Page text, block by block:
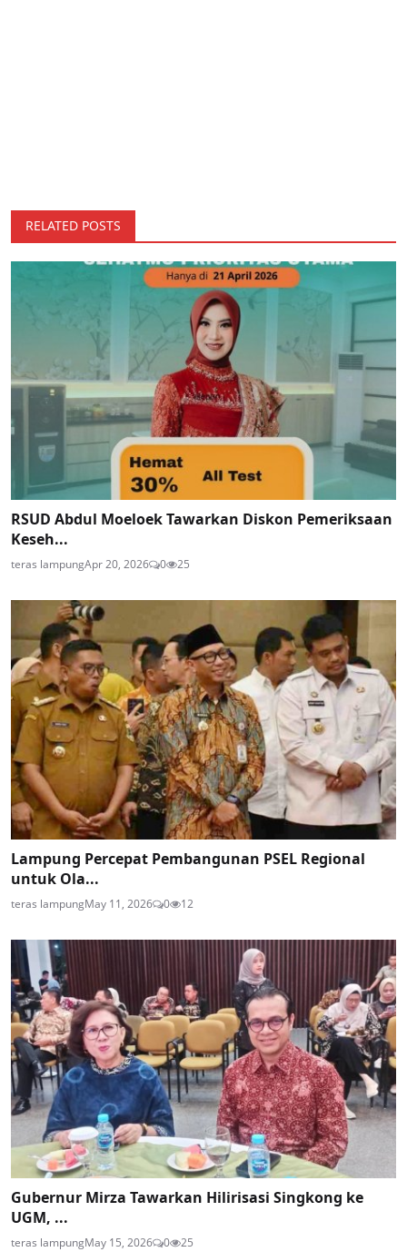
RELATED POSTS
RSUD Abdul Moeloek Tawarkan Diskon Pemeriksaan
Keseh...
teras lampungApr 20, 2026 0 25
Lampung Percepat Pembangunan PSEL Regional
untuk Ola...
teras lampungMay 11, 2026 0 12
Gubernur Mirza Tawarkan Hilirisasi Singkong ke
UGM, ...
teras lampungMay 15, 2026 0 25